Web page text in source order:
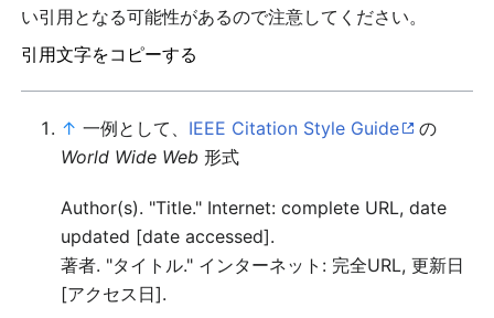
い引用となる可能性があるので注意してください。
引用文字をコピーする
↑ 一例として、 IEEE Citation Style Guide
の
World Wide Web 形式
Author(s). "Title." Internet: complete URL, date
updated [date accessed].
著者. "タイトル." インターネット: 完全URL, 更新日
[アクセス日].